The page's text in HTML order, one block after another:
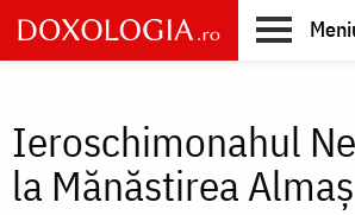
Skip
to
main
Ieroschimonahul
la Mănăstirea Almaş